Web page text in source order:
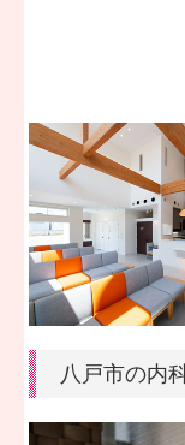
施設基準
八戸市の内